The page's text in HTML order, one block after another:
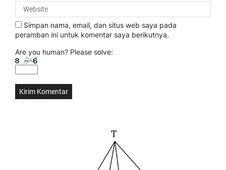
Simpan nama, email, dan situs web saya pada
peramban ini untuk komentar saya berikutnya.
Are you human? Please solve: